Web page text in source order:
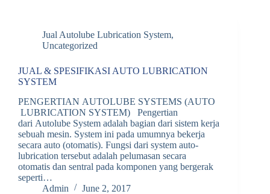
Jual Autolube Lubrication System,
Uncategorized
JUAL & SPESIFIKASI AUTO LUBRICATION
SYSTEM
PENGERTIAN AUTOLUBE SYSTEMS (AUTO
LUBRICATION SYSTEM) Pengertian
dari Autolube System adalah bagian dari sistem kerja
sebuah mesin. System ini pada umumnya bekerja
secara auto (otomatis). Fungsi dari system auto-
lubrication tersebut adalah pelumasan secara
otomatis dan sentral pada komponen yang bergerak
seperti…
Admin
June 2, 2017